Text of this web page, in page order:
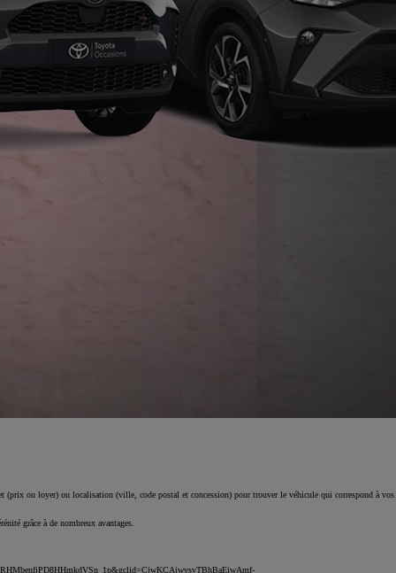
(prix ou loyer) ou localisation (ville, code postal et concession) pour trouver le véhicule qui correspond à vos
grâce à de nombreux avantages.